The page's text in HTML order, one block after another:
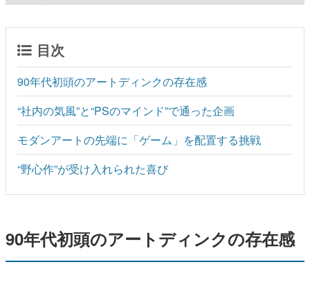
目次
90年代初頭のアートディンクの存在感
“社内の気風”と“PSのマインド”で通った企画
モダンアートの先端に「ゲーム」を配置する挑戦
“野心作”が受け入れられた喜び
90年代初頭のアートディンクの存在感